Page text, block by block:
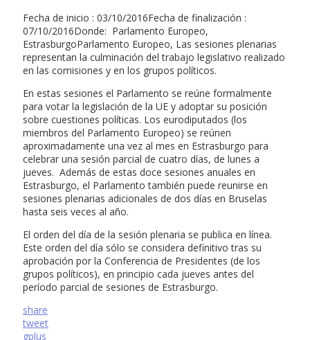
Fecha de inicio : 03/10/2016Fecha de finalización :
07/10/2016Donde: Parlamento Europeo,
EstrasburgoParlamento Europeo, Las sesiones plenarias
representan la culminación del trabajo legislativo realizado
en las comisiones y en los grupos políticos.
En estas sesiones el Parlamento se reúne formalmente
para votar la legislación de la UE y adoptar su posición
sobre cuestiones políticas. Los eurodiputados (los
miembros del Parlamento Europeo) se reúnen
aproximadamente una vez al mes en Estrasburgo para
celebrar una sesión parcial de cuatro días, de lunes a
jueves. Además de estas doce sesiones anuales en
Estrasburgo, el Parlamento también puede reunirse en
sesiones plenarias adicionales de dos días en Bruselas
hasta seis veces al año.
El orden del día de la sesión plenaria se publica en línea.
Este orden del día sólo se considera definitivo tras su
aprobación por la Conferencia de Presidentes (de los
grupos políticos), en principio cada jueves antes del
período parcial de sesiones de Estrasburgo.
share
tweet
gplus